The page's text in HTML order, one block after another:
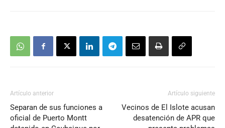
Artículo anterior
Separan de sus funciones a
oficial de Puerto Montt
Artículo siguiente
Vecinos de El Islote acusan
desatención de APR que